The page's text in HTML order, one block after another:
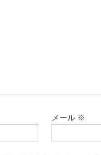
メール ※